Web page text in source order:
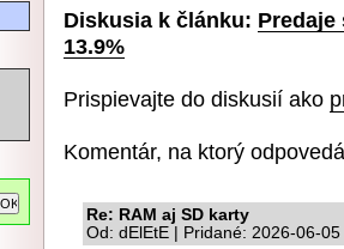
Diskusia k článku:
13.9%
Prispievajte do diskusií ako
Komentár, na ktorý
Re: RAM aj SD karty
Od: dElEtE | Pridané: 2026-06-